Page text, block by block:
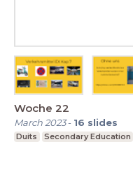
Woche 22
March 2023- 16 slides
Duits Secondary Education